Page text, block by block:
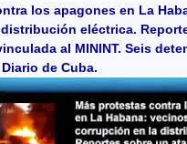
los apagones en La
eléctrica.
al MININT. Seis
de Cuba.